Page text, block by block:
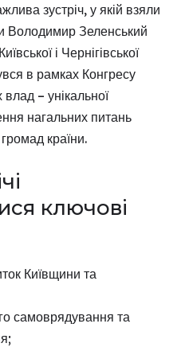
зустріч, у якій взяли
Володимир Зеленський
і Чернігівської
в рамках Конгресу
– унікальної
нагальних питань
країни.
ключові
Київщини та
самоврядування та